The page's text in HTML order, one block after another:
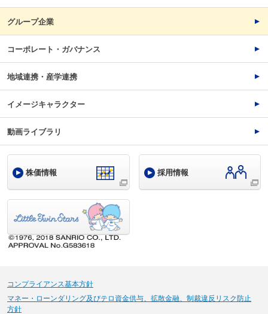
グループ企業
コーポレート・ガバナンス
地域連携・産学連携
イメージキャラクター
動画ライブラリ
株価情報 採用情報
コンプライアンス基本方針
マネー・ローンダリング及びテロ資金供与、拡散金融、制裁違反リスク防止
方針